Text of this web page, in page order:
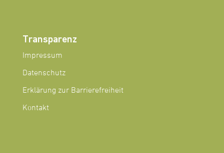
Transparenz
Impressum
Datenschutz
Erklärung zur Barrierefreiheit
Kontakt